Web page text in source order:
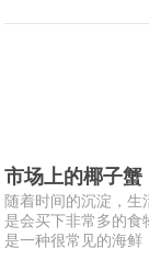
市场上的椰子
随着时间的沉淀，
是会买下非常多的食
是一种很常见的海鲜